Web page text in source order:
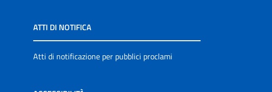
ATTI DI NOTIFICA
Atti di notificazione per pubblici proclami